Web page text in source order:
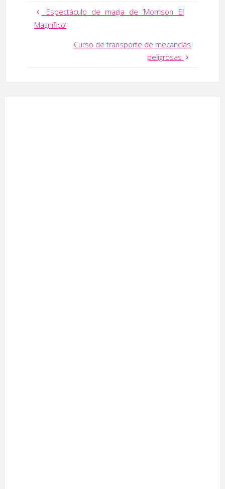
Espectáculo de magia de ‘Morrison El
Magnífico’
Curso de transporte de mecancías
peligrosas